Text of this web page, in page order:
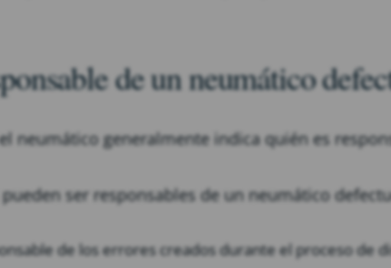
de un neumático
neumático generalmente indica quién es
ser responsables de un neumático
de los errores creados durante el proceso de